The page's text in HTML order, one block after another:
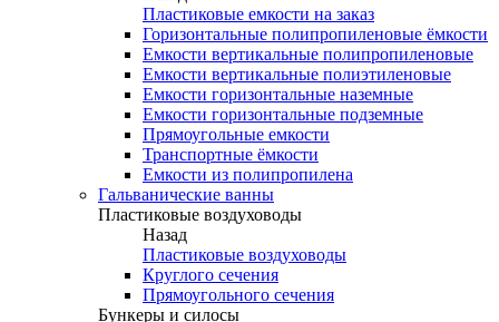
Пластиковые емкости на заказ
Горизонтальные полипропиленовые ёмкости
Емкости вертикальные полипропиленовые
Емкости вертикальные полиэтиленовые
Емкости горизонтальные наземные
Емкости горизонтальные подземные
Прямоугольные емкости
Транспортные ёмкости
Емкости из полипропилена
Гальванические ванны
Пластиковые воздуховоды
Назад
Пластиковые воздуховоды
Круглого сечения
Прямоугольного сечения
Бункеры и силосы